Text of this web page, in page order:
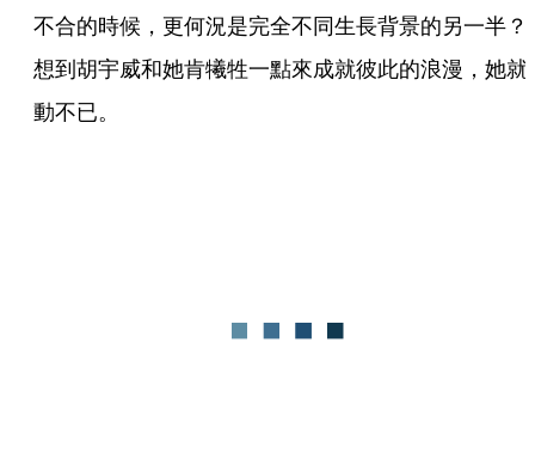
不合的時候，更何況是完全不同生長背景的另一半？
想到胡宇威和她肯犧牲一點來成就彼此的浪漫，她就
動不已。